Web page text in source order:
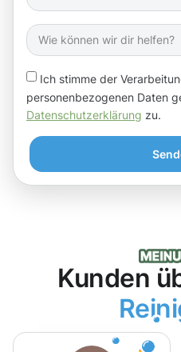
Ich stimme der
personenbezogenen Daten
Datenschutzerklärung zu.
Kunden